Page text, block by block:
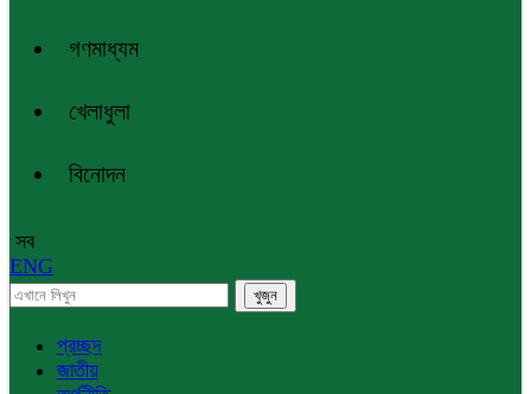
গণমাধ্যম
খেলাধুলা
বিনোদন
সব
ENG
প্রচ্ছদ
জাতীয়